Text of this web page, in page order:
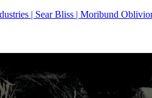
| Sear Bliss | Moribund